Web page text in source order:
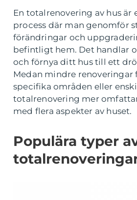
En totalrenovering av hus är
process där man genomför
förändringar och
befintligt hem. Det handlar
och förnya ditt hus till ett
Medan mindre renoveringar
specifika områden eller
totalrenovering mer
med flera aspekter av huset.
Populära typer